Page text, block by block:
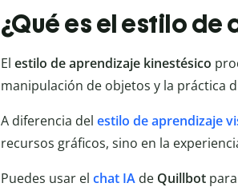
¿Qué es el estilo
El estilo de aprendizaje kinestésico
manipulación de objetos y la práctica
A diferencia del estilo de aprendizaje
recursos gráficos, sino en la
Puedes usar el chat IAde Quillbotpara